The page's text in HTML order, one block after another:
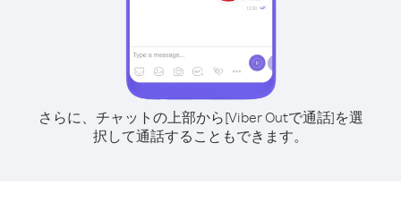
さらに、チャットの上部から[Viber Outで通話]を選
択して通話することもできます。